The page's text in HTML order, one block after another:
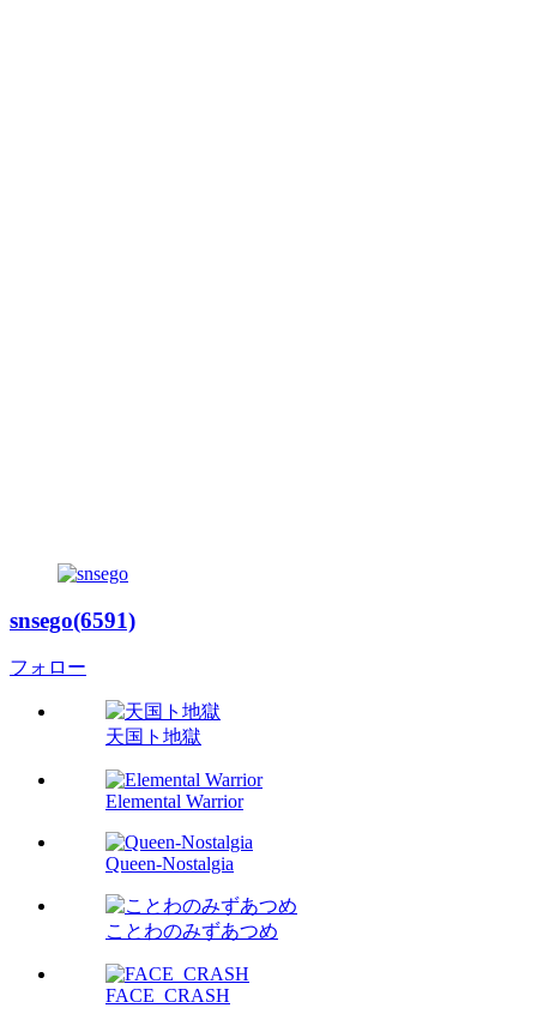
snsego(6591)
フォロー
天国ト地獄
Elemental Warrior
Queen-Nostalgia
ことわのみずあつめ
FACE_CRASH